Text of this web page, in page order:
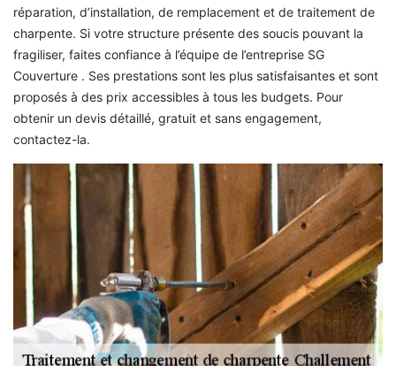
réparation, d’installation, de remplacement et de traitement de
charpente. Si votre structure présente des soucis pouvant la
fragiliser, faites confiance à l’équipe de l’entreprise SG
Couverture . Ses prestations sont les plus satisfaisantes et sont
proposés à des prix accessibles à tous les budgets. Pour
obtenir un devis détaillé, gratuit et sans engagement,
contactez-la.